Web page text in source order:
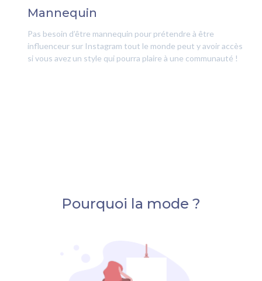
Mannequin
Pas besoin d’être mannequin pour prétendre à être
influenceur sur Instagram tout le monde peut y avoir accès
si vous avez un style qui pourra plaire à une communauté !
Pourquoi la mode ?